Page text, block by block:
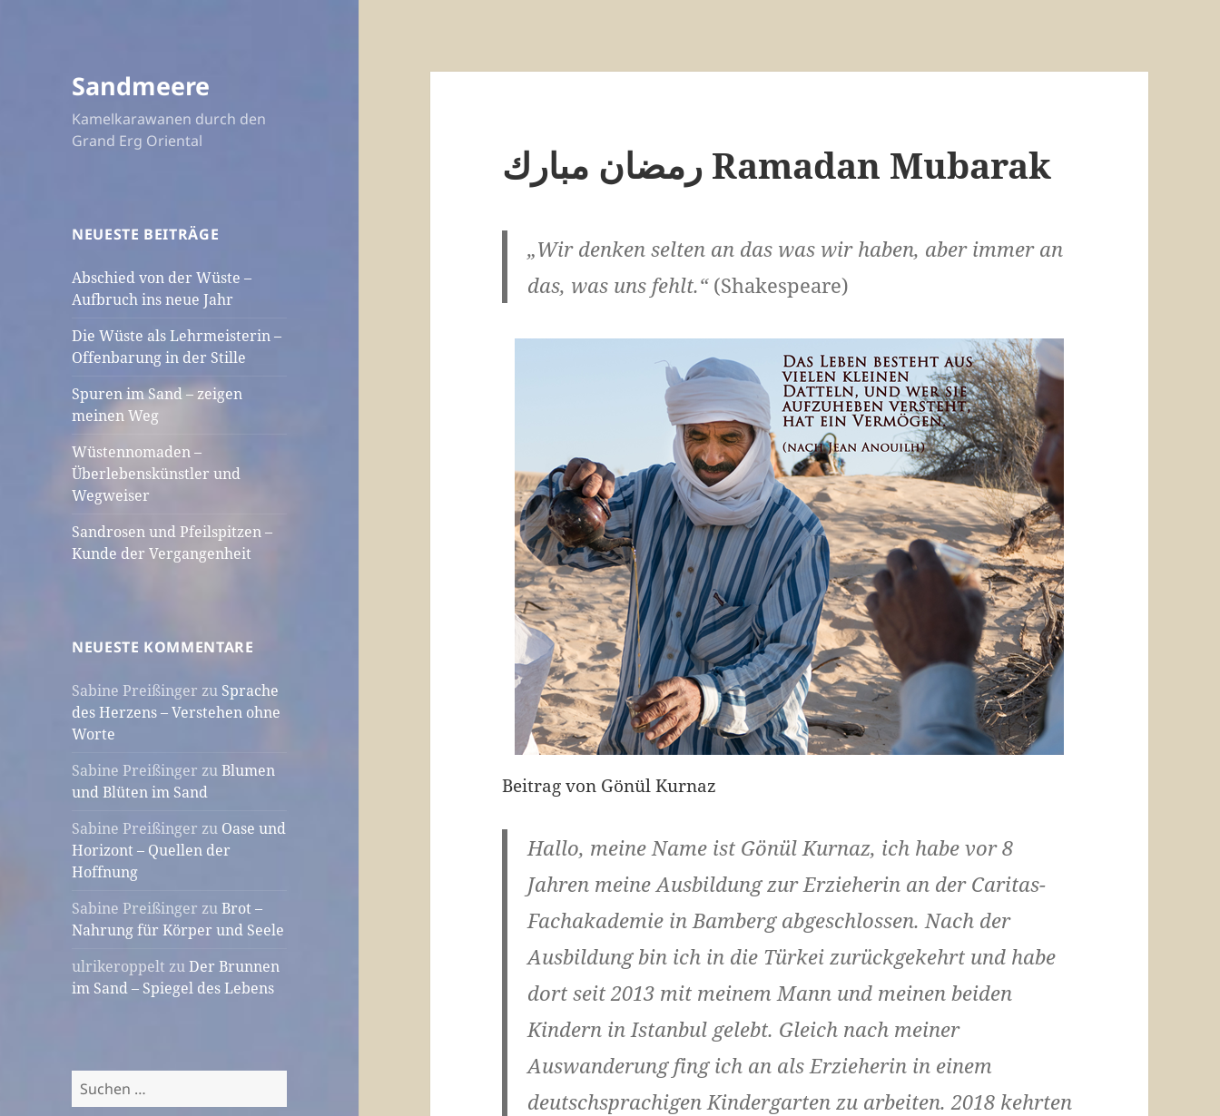
Sandmeere
Kamelkarawanen durch den
Grand Erg Oriental
NEUESTE BEITRÄGE
Abschied von der Wüste –
Aufbruch ins neue Jahr
Die Wüste als Lehrmeisterin –
Offenbarung in der Stille
Spuren im Sand – zeigen
meinen Weg
Wüstennomaden –
Überlebenskünstler und
Wegweiser
Sandrosen und Pfeilspitzen –
Kunde der Vergangenheit
NEUESTE KOMMENTARE
Sabine Preißinger zu Sprache
des Herzens – Verstehen ohne
Worte
Sabine Preißinger zuBlumen
und Blüten im Sand
Sabine Preißinger zu Oase und
Horizont – Quellen der
Hoffnung
Sabine Preißinger zuBrot –
Nahrung für Körper und Seele
ulrikeroppelt zuDer Brunnen
im Sand – Spiegel des Lebens
Suchen
nach:
رمضان مبارك Ramadan Mubarak
„Wir denken selten an das was wir haben, aber immer an
das, was uns fehlt.“ (Shakespeare)
Beitrag von Gönül Kurnaz
Hallo, meine Name ist Gönül Kurnaz, ich habe vor 8
Jahren meine Ausbildung zur Erzieherin an der Caritas-
Fachakademie in Bamberg abgeschlossen. Nach der
Ausbildung bin ich in die Türkei zurückgekehrt und habe
dort seit 2013 mit meinem Mann und meinen beiden
Kindern in Istanbul gelebt. Gleich nach meiner
Auswanderung fing ich an als Erzieherin in einem
deutschsprachigen Kindergarten zu arbeiten. 2018 kehrten